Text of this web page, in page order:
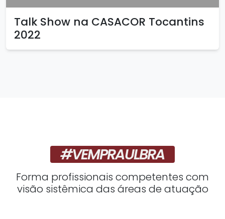
Talk Show na CASACOR Tocantins
2022
#VEMPRAULBRA
Forma profissionais competentes com
visão sistêmica das áreas de atuação